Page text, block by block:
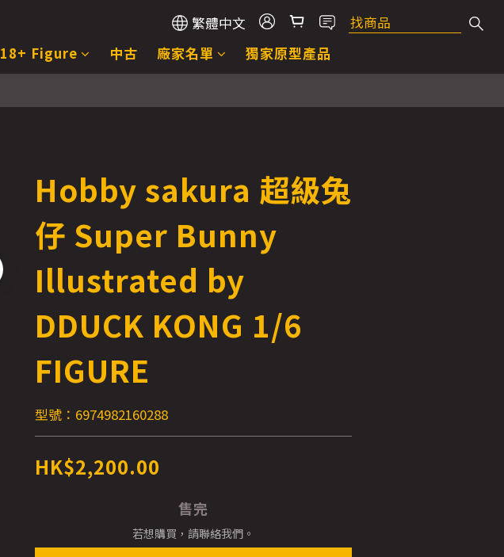
繁體中文
18+ Figure 中古 廠家名單 獨家原型產品
Hobby sakura 超級兔
仔 Super Bunny
Illustrated by
DDUCK KONG 1/6
FIGURE
型號：6974982160288
HK$2,200.00
售完
若想購買，請聯絡我們。